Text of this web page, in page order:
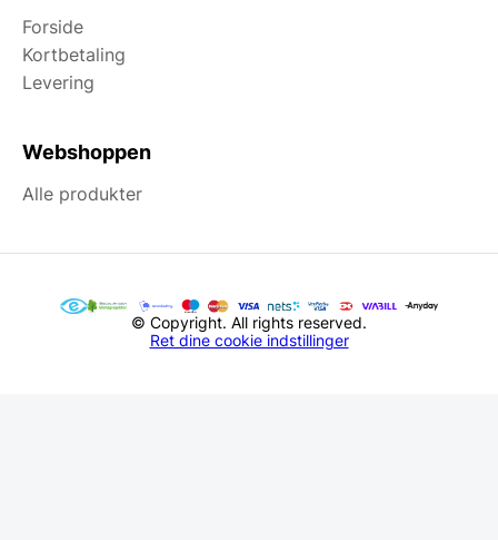
Forside
Kortbetaling
Levering
Webshoppen
Alle produkter
© Copyright. All rights reserved.
Ret dine cookie indstillinger